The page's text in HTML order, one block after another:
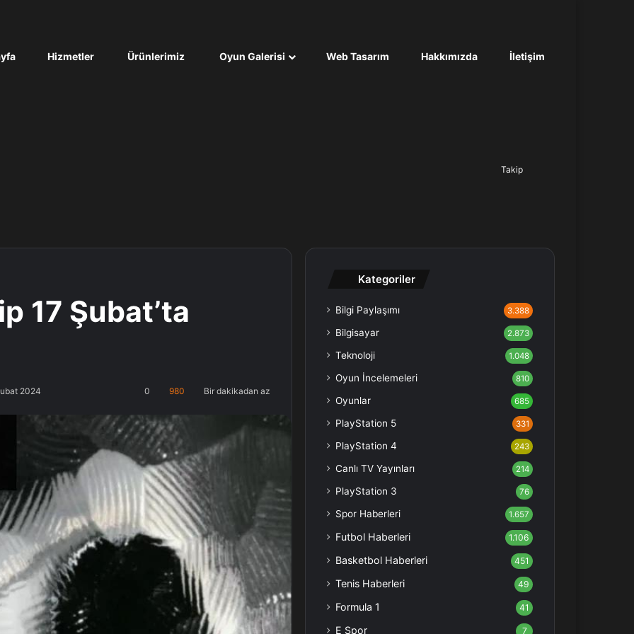
Hizmetler Ürünlerimiz Oyun Galerisi Web Tasarım Hakkımızda İletişim
Takip
17 Şubat’ta
2024 0 980 Bir dakikadan az
Kategoriler
Bilgi Paylaşımı 3.388
Bilgisayar 2.873
Teknoloji 1.048
Oyun İncelemeleri 810
Oyunlar 685
PlayStation 5 331
PlayStation 4 243
Canlı TV Yayınları 214
PlayStation 3 76
Spor Haberleri 1.657
Futbol Haberleri 1.106
Basketbol Haberleri 451
Tenis Haberleri 49
Formula 1 41
E Spor 7